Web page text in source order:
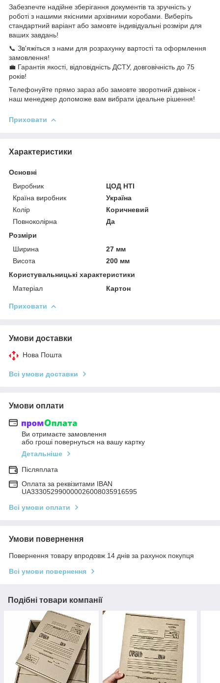
Забезпечте надійне зберігання документів та зручність у
роботі з нашими якісними архівними коробами. Виберіть
стандартний варіант або замовте індивідуальні розміри для
ваших завдань!
📞 Зв'яжіться з нами для розрахунку вартості та оформлення
замовлення!
💼 Гарантія якості, відповідність ДСТУ, довговічність до 75
років!
Телефонуйте прямо зараз або замовте зворотний дзвінок -
наш менеджер допоможе вам вибрати ідеальне рішення!
Приховати
Характеристики
Основні
Виробник
ЦОД НТІ
Країна виробник
Україна
Колір
Коричневий
Повноколірна
Да
Розміри
Ширина
27 мм
Висота
200 мм
Користувальницькі характеристики
Матеріал
Картон
Приховати
Умови доставки
Нова Пошта
Всі умови доставки
Умови оплати
Ви отримаєте замовлення
або гроші повернуться на вашу картку
Детальніше
Післяплата
Оплата за реквізитами IBAN
UA333052990000026008035916595
Всі умови оплати
Умови повернення
Повернення товару впродовж 14 днів за рахунок покупця
Всі умови повернення
Подібні товари компанії